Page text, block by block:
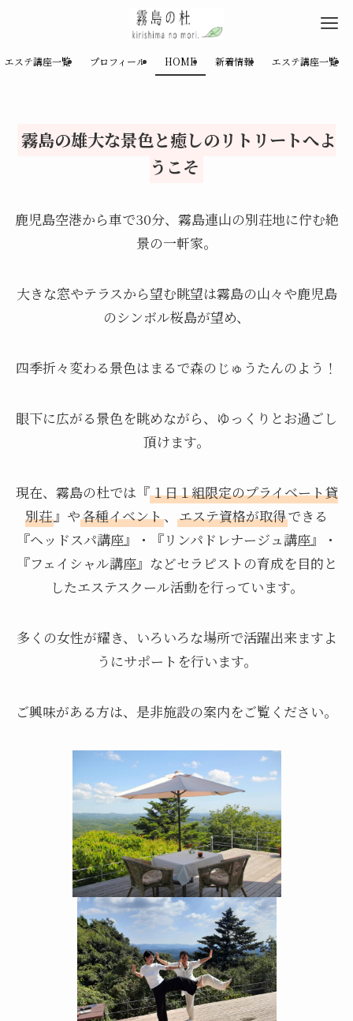
エステ講座一覧 プロフィール HOME 新着情報 エステ講座一覧
Scroll
霧島の雄大な景色と癒しのリトリートへよ
うこそ
鹿児島空港から車で30分、霧島連山の別荘地に佇む絶
景の一軒家。
大きな窓やテラスから望む眺望は霧島の山々や鹿児島
のシンボル桜島が望め、
四季折々変わる景色はまるで森のじゅうたんのよう！
眼下に広がる景色を眺めながら、ゆっくりとお過ごし
頂けます。
現在、霧島の杜では『１日１組限定のプライベート貸
別荘 』や各種イベント、 エステ資格が取得できる
『ヘッドスパ講座』・『リンパドレナージュ講座』・
『フェイシャル講座』などセラピストの育成を目的と
したエステスクール活動を行っています。
多くの女性が耀き、いろいろな場所で活躍出来ますよ
うにサポートを行います。
ご興味がある方は、是非施設の案内をご覧ください。